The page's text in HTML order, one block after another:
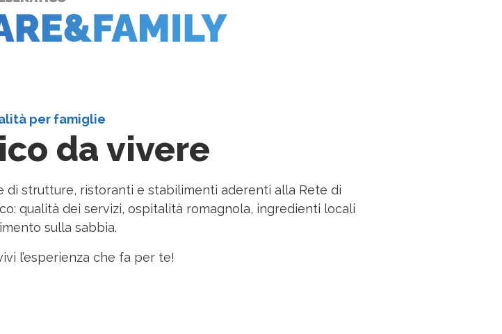
per famiglie
da vivere
strutture, ristoranti e stabilimenti aderenti alla Rete di
qualità dei servizi, ospitalità romagnola, ingredienti locali
sulla sabbia.
l’esperienza che fa per te!